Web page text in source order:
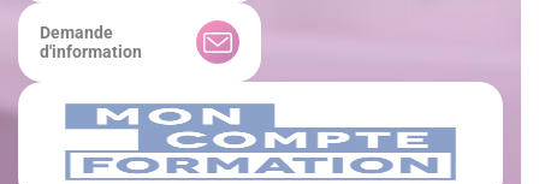
Demande
d'information